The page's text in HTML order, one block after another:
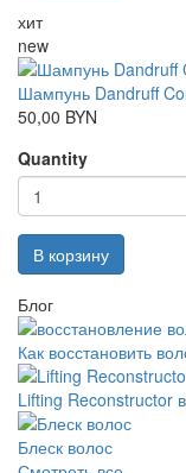
хит
new
Шампунь Dandruff
50,00 BYN
Quantity
В корзину
Блог
Как восстановить
Lifting Reconstructor
Блеск волос